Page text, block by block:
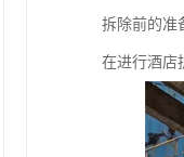
拆除前的准
在进行酒店